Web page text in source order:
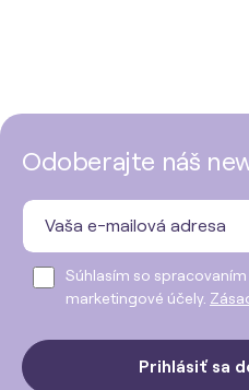
Odoberajte náš
Súhlasím so
marketingové účely.
Prihlásiť sa